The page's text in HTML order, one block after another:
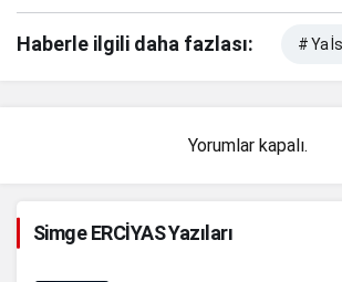
Haberle ilgili daha fazlası: # Ya
Yorumlar kapalı.
Simge ERCİYAS Yazıları